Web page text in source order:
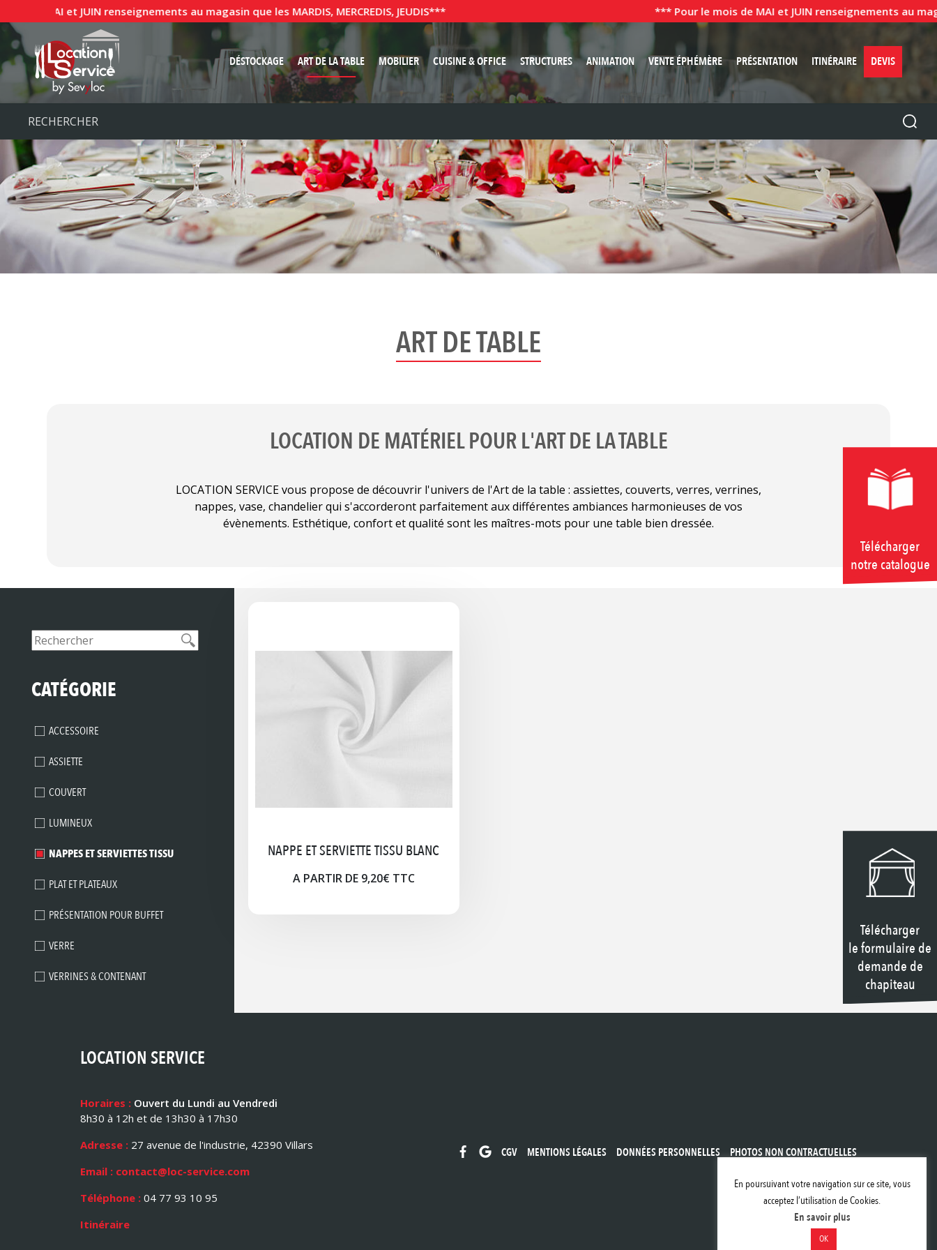
MAI et JUIN renseignements au magasin que les MARDIS, MERCREDIS, JEUDIS*** *** Pour le mois de MAI et JUIN renseignements au magasin
DÉSTOCKAGE ART DE LA TABLE MOBILIER CUISINE & OFFICE STRUCTURES ANIMATION VENTE ÉPHÉMÈRE PRÉSENTATION ITINÉRAIRE DEVIS
Télécharger
notre catalogue
Télécharger
le formulaire de
demande de
chapiteau
ART DE TABLE
LOCATION DE MATÉRIEL POUR L'ART DE LA TABLE
LOCATION SERVICE vous propose de découvrir l'univers de l'Art de la table : assiettes, couverts, verres, verrines,
nappes, vase, chandelier qui s'accorderont parfaitement aux différentes ambiances harmonieuses de vos
évènements. Esthétique, confort et qualité sont les maîtres-mots pour une table bien dressée.
CATÉGORIE
ACCESSOIRE
ASSIETTE
COUVERT
LUMINEUX
NAPPES ET SERVIETTES TISSU
PLAT ET PLATEAUX
PRÉSENTATION POUR BUFFET
VERRE
VERRINES & CONTENANT
NAPPE ET SERVIETTE TISSU BLANC
A PARTIR DE 9,20€ TTC
Les nappes mérites une grande
LAVER ET EMBALLER EN
BLANCHISSERIE
A PARTIR DE 9,20€ TTC
Cliquez pour agrandir
LOCATION SERVICE
Horaires : Ouvert du Lundi au Vendredi
8h30 à 12h et de 13h30 à 17h30
Adresse : 27 avenue de l'industrie, 42390 Villars
Email : contact@loc-service.com
Téléphone : 04 77 93 10 95
Itinéraire
CGV MENTIONS LÉGALES DONNÉES PERSONNELLES PHOTOS NON CONTRACTUELLES
En poursuivant votre navigation sur ce site, vous
acceptez l’utilisation de Cookies.
En savoir plus
OK